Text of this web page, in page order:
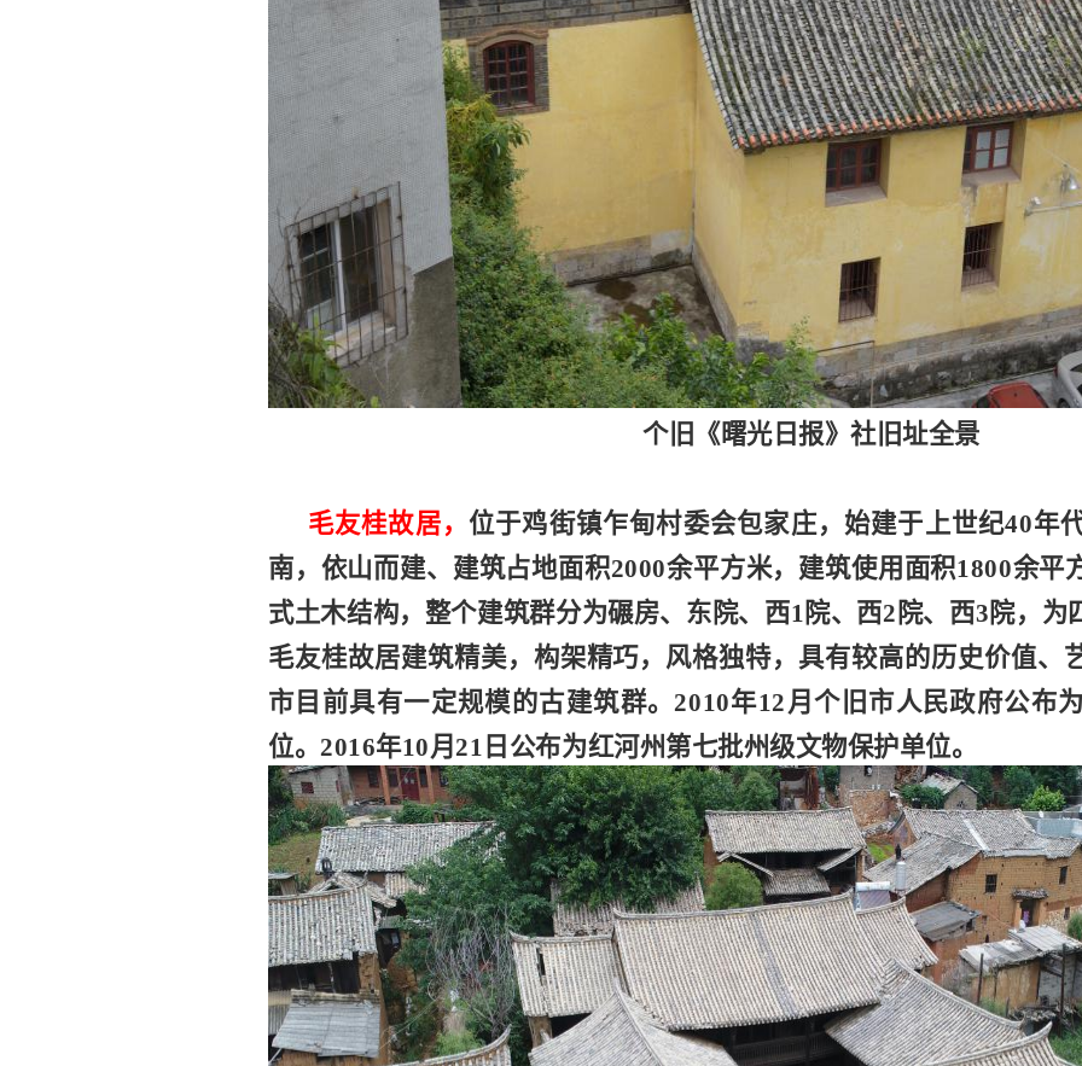
个旧《曙光日报》社旧址全景
毛友桂故居， 位于鸡街镇乍甸村委会包家庄，始建于上世纪40年
南，依山而建、建筑占地面积2000余平方米，建筑使用面积1800余平
式土木结构，整个建筑群分为碾房、东院、西1院、西2院、西3院，为
毛友桂故居建筑精美，构架精巧，风格独特，具有较高的历史价值、
市目前具有一定规模的古建筑群。2010年12月个旧市人民政府公布
位。2016年10月21日公布为红河州第七批州级文物保护单位。